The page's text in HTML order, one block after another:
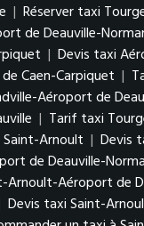
| Réserver taxi
de Deauville-
| Devis taxi
Caen-Carpiquet |
Aéroport de
| Tarif taxi
Saint-Arnoult | Devis
de Deauville-
Arnoult-Aéroport de
Devis taxi Saint-